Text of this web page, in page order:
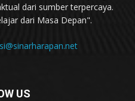
dari sumber terpercaya.
dari Masa Depan".
US